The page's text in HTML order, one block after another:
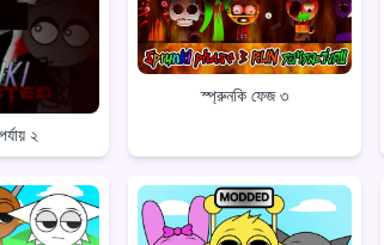
২
স্প্রুনকি ফেজ ৩